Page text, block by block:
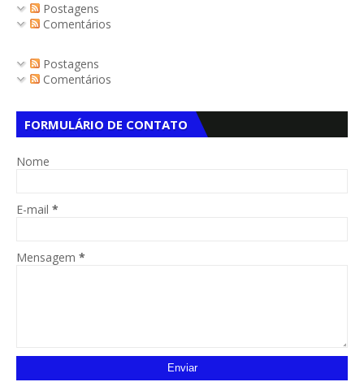
Postagens
Comentários
Postagens
Comentários
FORMULÁRIO DE CONTATO
Nome
E-mail *
Mensagem *